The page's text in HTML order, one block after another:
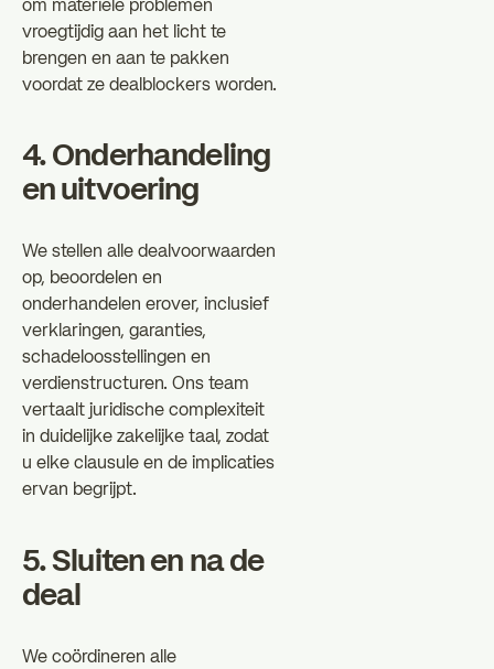
om materiële problemen
vroegtijdig aan het licht te
brengen en aan te pakken
voordat ze dealblockers worden.
4. Onderhandeling
en uitvoering
We stellen alle dealvoorwaarden
op, beoordelen en
onderhandelen erover, inclusief
verklaringen, garanties,
schadeloosstellingen en
verdienstructuren. Ons team
vertaalt juridische complexiteit
in duidelijke zakelijke taal, zodat
u elke clausule en de implicaties
ervan begrijpt.
5. Sluiten en na de
deal
We coördineren alle